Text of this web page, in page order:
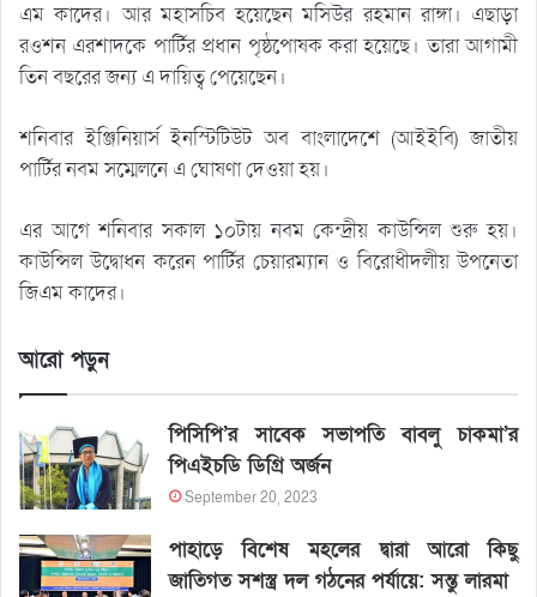
এম কাদের। আর মহাসচিব হয়েছেন মসিউর রহমান রাঙ্গা। এছাড়া
রওশন এরশাদকে পার্টির প্রধান পৃষ্ঠপোষক করা হয়েছে। তারা আগামী
তিন বছরের জন্য এ দায়িত্ব পেয়েছেন।
শনিবার ইঞ্জিনিয়ার্স ইনস্টিটিউট অব বাংলাদেশে (আইইবি) জাতীয়
পার্টির নবম সম্মেলনে এ ঘোষণা দেওয়া হয়।
এর আগে শনিবার সকাল ১০টায় নবম কেন্দ্রীয় কাউন্সিল শুরু হয়।
কাউন্সিল উদ্বোধন করেন পার্টির চেয়ারম্যান ও বিরোধীদলীয় উপনেতা
জিএম কাদের।
আরো পড়ুন
পিসিপি’র সাবেক সভাপতি বাবলু চাকমা’র
পিএইচডি ডিগ্রি অর্জন
September 20, 2023
পাহাড়ে বিশেষ মহলের দ্বারা আরো কিছু
জাতিগত সশস্ত্র দল গঠনের পর্যায়ে: সন্তু লারমা